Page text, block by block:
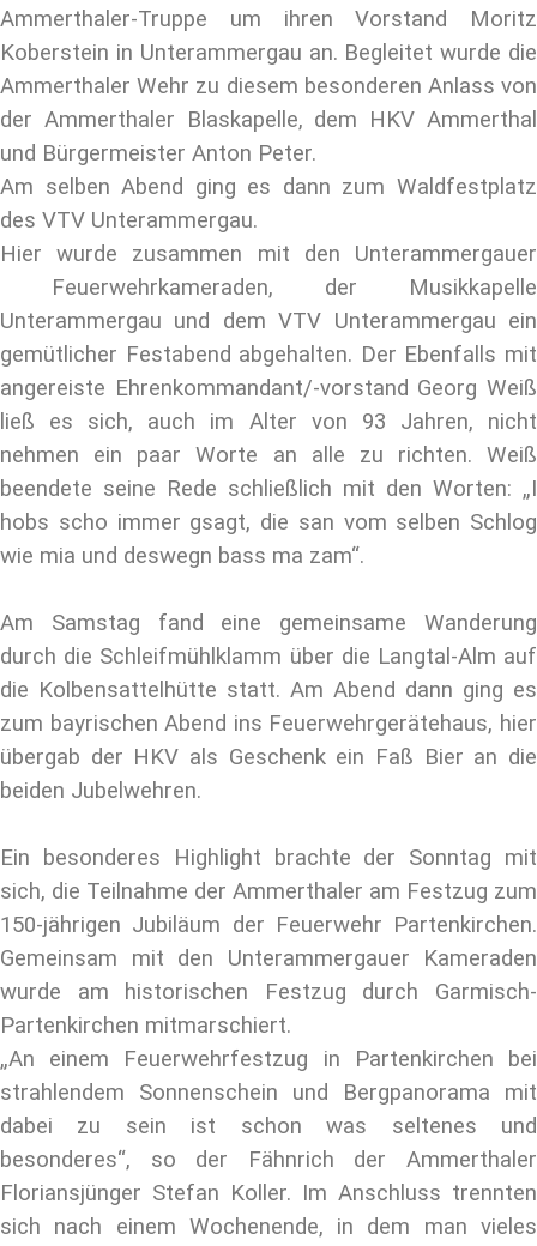
Ammerthaler-Truppe um ihren Vorstand Moritz
Koberstein in Unterammergau an. Begleitet wurde die
Ammerthaler Wehr zu diesem besonderen Anlass von
der Ammerthaler Blaskapelle, dem HKV Ammerthal
und Bürgermeister Anton Peter.
Am selben Abend ging es dann zum Waldfestplatz
des VTV Unterammergau.
Hier wurde zusammen mit den Unterammergauer
Feuerwehrkameraden, der Musikkapelle
Unterammergau und dem VTV Unterammergau ein
gemütlicher Festabend abgehalten. Der Ebenfalls mit
angereiste Ehrenkommandant/-vorstand Georg Weiß
ließ es sich, auch im Alter von 93 Jahren, nicht
nehmen ein paar Worte an alle zu richten. Weiß
beendete seine Rede schließlich mit den Worten: „I
hobs scho immer gsagt, die san vom selben Schlog
wie mia und deswegn bass ma zam“.
Am Samstag fand eine gemeinsame Wanderung
durch die Schleifmühlklamm über die Langtal-Alm auf
die Kolbensattelhütte statt. Am Abend dann ging es
zum bayrischen Abend ins Feuerwehrgerätehaus, hier
übergab der HKV als Geschenk ein Faß Bier an die
beiden Jubelwehren.
Ein besonderes Highlight brachte der Sonntag mit
sich, die Teilnahme der Ammerthaler am Festzug zum
150-jährigen Jubiläum der Feuerwehr Partenkirchen.
Gemeinsam mit den Unterammergauer Kameraden
wurde am historischen Festzug durch Garmisch-
Partenkirchen mitmarschiert.
„An einem Feuerwehrfestzug in Partenkirchen bei
strahlendem Sonnenschein und Bergpanorama mit
dabei zu sein ist schon was seltenes und
besonderes“, so der Fähnrich der Ammerthaler
Floriansjünger Stefan Koller. Im Anschluss trennten
sich nach einem Wochenende, in dem man vieles